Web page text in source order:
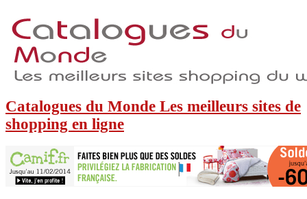
Catalogues du Monde Les meilleurs sites de
shopping en ligne